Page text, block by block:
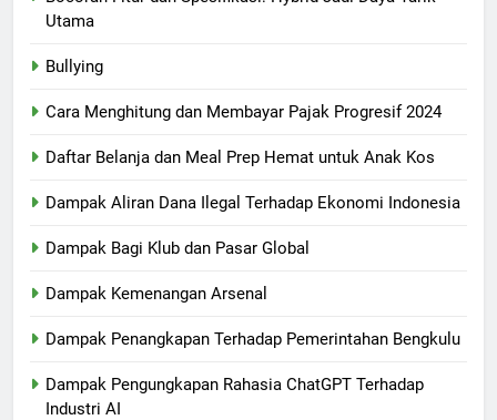
Utama
Bullying
Cara Menghitung dan Membayar Pajak Progresif 2024
Daftar Belanja dan Meal Prep Hemat untuk Anak Kos
Dampak Aliran Dana Ilegal Terhadap Ekonomi Indonesia
Dampak Bagi Klub dan Pasar Global
Dampak Kemenangan Arsenal
Dampak Penangkapan Terhadap Pemerintahan Bengkulu
Dampak Pengungkapan Rahasia ChatGPT Terhadap
Industri AI